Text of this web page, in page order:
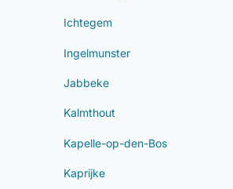
Ichtegem
Ingelmunster
Jabbeke
Kalmthout
Kapelle-op-den-Bos
Kaprijke